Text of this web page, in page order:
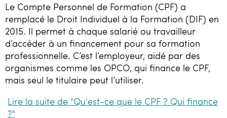
Le Compte Personnel de Formation (CPF) a
remplacé le Droit Individuel à la Formation (DIF) en
2015. Il permet à chaque salarié ou travailleur
d’accéder à un financement pour sa formation
professionnelle. C’est l’employeur, aidé par des
organismes comme les OPCO, qui finance le CPF,
mais seul le titulaire peut l’utiliser.
Lire la suite de "Qu'est-ce que le CPF ? Qui finance
?"